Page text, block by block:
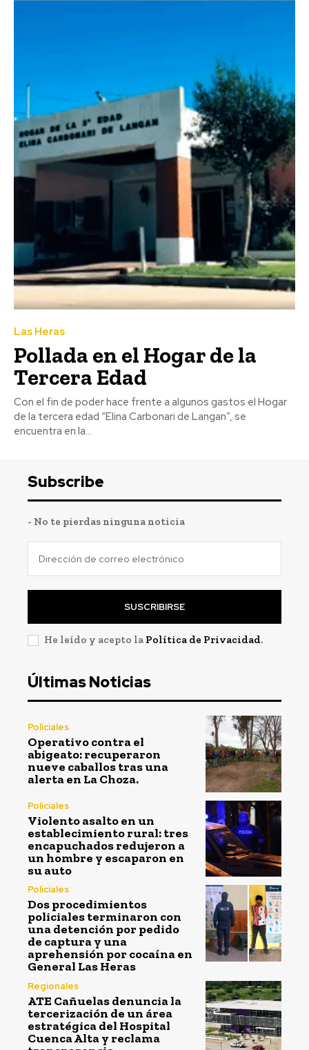
Las Heras
Pollada en el Hogar de la
Tercera Edad
Con el fin de poder hace frente a algunos gastos el Hogar
de la tercera edad “Elina Carbonari de Langan”, se
encuentra en la...
Subscribe
- No te pierdas ninguna noticia
SUSCRIBIRSE
He leído y acepto la Política de Privacidad.
Últimas Noticias
Policiales
Operativo contra el
abigeato: recuperaron
nueve caballos tras una
alerta en La Choza.
Policiales
Violento asalto en un
establecimiento rural: tres
encapuchados redujeron a
un hombre y escaparon en
su auto
Policiales
Dos procedimientos
policiales terminaron con
una detención por pedido
de captura y una
aprehensión por cocaína en
General Las Heras
Regionales
ATE Cañuelas denuncia la
tercerización de un área
estratégica del Hospital
Cuenca Alta y reclama